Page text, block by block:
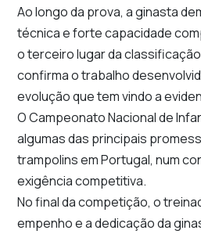
Ao longo da prova, a ginasta
técnica e forte capacidade
o terceiro lugar da
confirma o trabalho
evolução que tem vindo a
O Campeonato Nacional de
algumas das principais
trampolins em Portugal, num
exigência competitiva.
No final da competição, o
empenho e a dedicação da